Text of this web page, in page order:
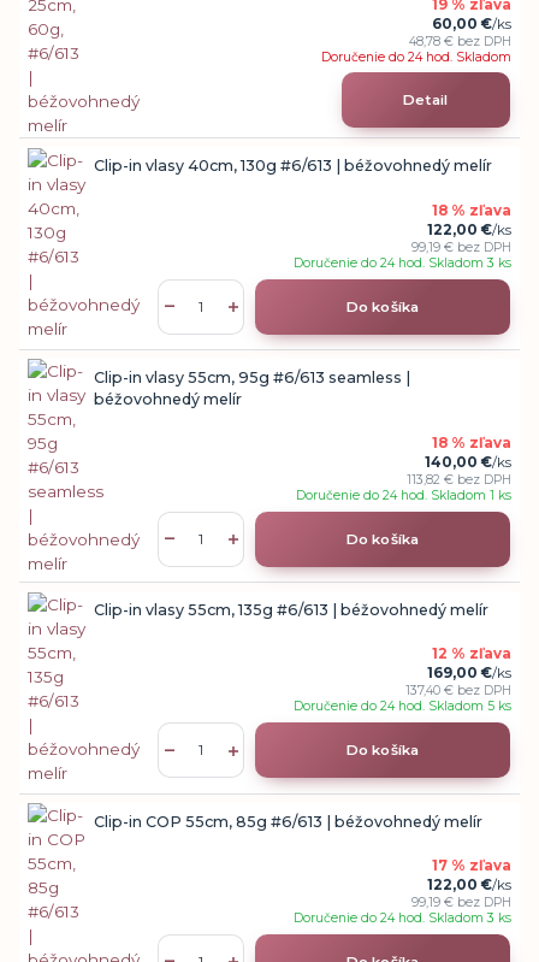
19 % zľava
60,00 €/ks
48,78 € bez DPH
Doručenie do 24 hod. Skladom
Detail
Clip-in vlasy 40cm, 130g #6/613 | béžovohnedý melír
18 % zľava
122,00 €/ks
99,19 € bez DPH
Doručenie do 24 hod. Skladom 3 ks
Do košíka
Clip-in vlasy 55cm, 95g #6/613 seamless |
béžovohnedý melír
18 % zľava
140,00 €/ks
113,82 € bez DPH
Doručenie do 24 hod. Skladom 1 ks
Do košíka
Clip-in vlasy 55cm, 135g #6/613 | béžovohnedý melír
12 % zľava
169,00 €/ks
137,40 € bez DPH
Doručenie do 24 hod. Skladom 5 ks
Do košíka
Clip-in COP 55cm, 85g #6/613 | béžovohnedý melír
17 % zľava
122,00 €/ks
99,19 € bez DPH
Doručenie do 24 hod. Skladom 3 ks